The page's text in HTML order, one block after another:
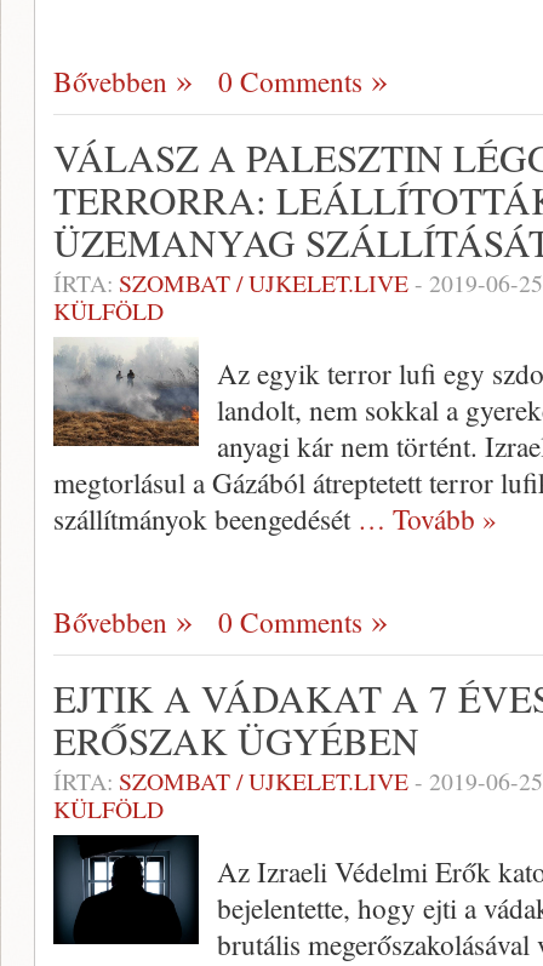
Bővebben 0 Comments
VÁLASZ A PALESZTIN
TERRORRA:
ÜZEMANYAG
ÍRTA: SZOMBAT / UJKELET.LIVE- 2019-06-25
KÜLFÖLD
Az egyik terror lufi egy
landolt, nem sokkal a
anyagi kár nem történt.
megtorlásul a Gázából átreptetett terror
szállítmányok beengedését … Tovább »
Bővebben 0 Comments
EJTIK A VÁDAKAT A 7
ERŐSZAK ÜGYÉBEN
ÍRTA: SZOMBAT / UJKELET.LIVE- 2019-06-25
KÜLFÖLD
Az Izraeli Védelmi Erők
bejelentette, hogy ejti a
brutális